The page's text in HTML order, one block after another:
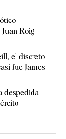
Roig
el discreto
fue James
despedida